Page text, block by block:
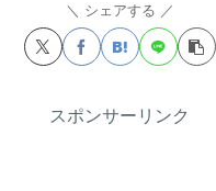
シェアする
スポンサーリンク